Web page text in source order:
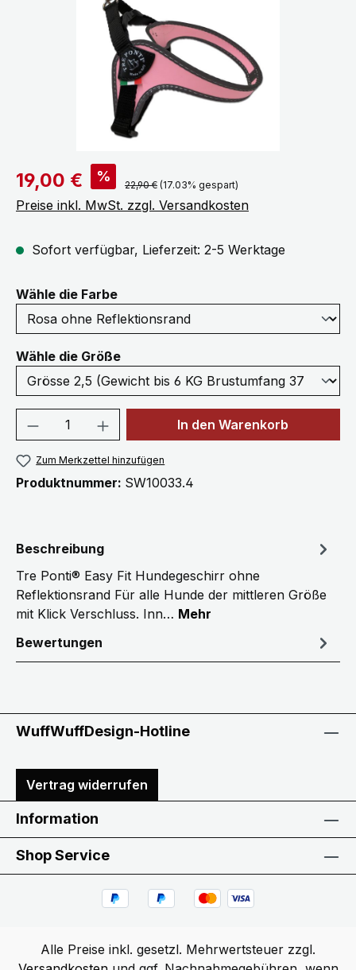
Verkaufspreis:
19,00 € % Regulärer Preis:
22,90 € (17.03% gespart)
Preise inkl. MwSt. zzgl. Versandkosten
Sofort verfügbar, Lieferzeit: 2-5 Werktage
Wähle die Farbeauswählen
Wähle die Größeauswählen
Produkt Anzahl: Gib denIn den Warenkorb
Zum Merkzettel hinzufügen
Produktnummer: SW10033.4
Beschreibung
Tre Ponti® Easy Fit Hundegeschirr ohne
Reflektionsrand Für alle Hunde der mittleren Größe
mit Klick Verschluss. Inn… Mehr
Bewertungen
WuffWuffDesign-Hotline
Vertrag widerrufen
Information
Shop Service
Alle Preise inkl. gesetzl. Mehrwertsteuer zzgl.